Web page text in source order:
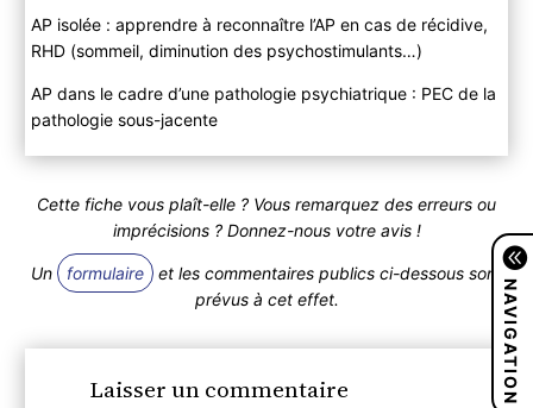
AP isolée : apprendre à reconnaître l’AP en cas de récidive,
RHD (sommeil, diminution des psychostimulants…)
AP dans le cadre d’une pathologie psychiatrique : PEC de la
pathologie sous-jacente
Cette fiche vous plaît-elle ? Vous remarquez des erreurs ou
imprécisions ? Donnez-nous votre avis !
Un formulaire
et les commentaires publics ci-dessous sont
prévus à cet effet.
Laisser un commentaire NAVIGATION